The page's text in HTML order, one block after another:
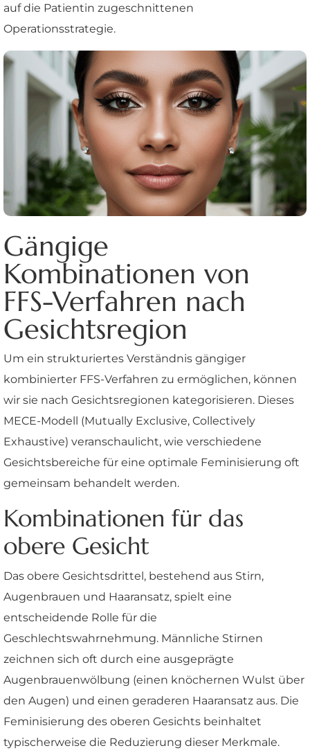
auf die Patientin zugeschnittenen
Operationsstrategie.
Gängige
Kombinationen von
FFS-Verfahren nach
Gesichtsregion
Um ein strukturiertes Verständnis gängiger
kombinierter FFS-Verfahren zu ermöglichen, können
wir sie nach Gesichtsregionen kategorisieren. Dieses
MECE-Modell (Mutually Exclusive, Collectively
Exhaustive) veranschaulicht, wie verschiedene
Gesichtsbereiche für eine optimale Feminisierung oft
gemeinsam behandelt werden.
Kombinationen für das
obere Gesicht
Das obere Gesichtsdrittel, bestehend aus Stirn,
Augenbrauen und Haaransatz, spielt eine
entscheidende Rolle für die
Geschlechtswahrnehmung. Männliche Stirnen
zeichnen sich oft durch eine ausgeprägte
Augenbrauenwölbung (einen knöchernen Wulst über
den Augen) und einen geraderen Haaransatz aus. Die
Feminisierung des oberen Gesichts beinhaltet
typischerweise die Reduzierung dieser Merkmale.